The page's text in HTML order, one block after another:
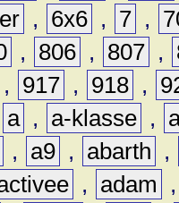
, 6x6 , 7 ,
, 806 , 807 ,
, 917 , 918 ,
a , a-klasse ,
, a9 , abarth
,
, adam